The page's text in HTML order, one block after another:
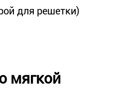
для решетки)
мягкой